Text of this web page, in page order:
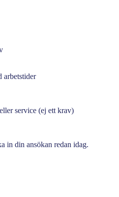
arbetstider
service (ej ett krav)
in din ansökan redan idag.